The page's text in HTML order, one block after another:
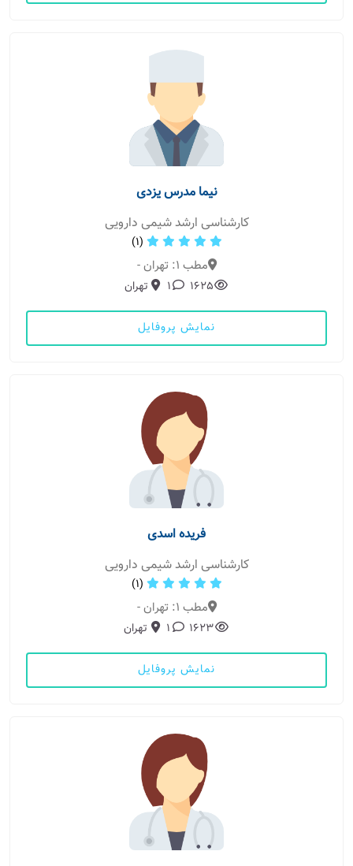
نیما مدرس یزدی
کارشناسی ارشد شیمی دارویی
(1)
مطب 1: تهران -
1625
1 تهران
نمایش پروفایل
فریده اسدی
کارشناسی ارشد شیمی دارویی
(1)
مطب 1: تهران -
1623
1 تهران
نمایش پروفایل